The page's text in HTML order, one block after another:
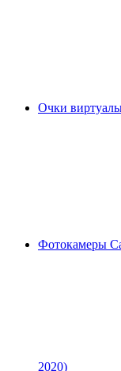
Очки
Фотокамеры
2020)